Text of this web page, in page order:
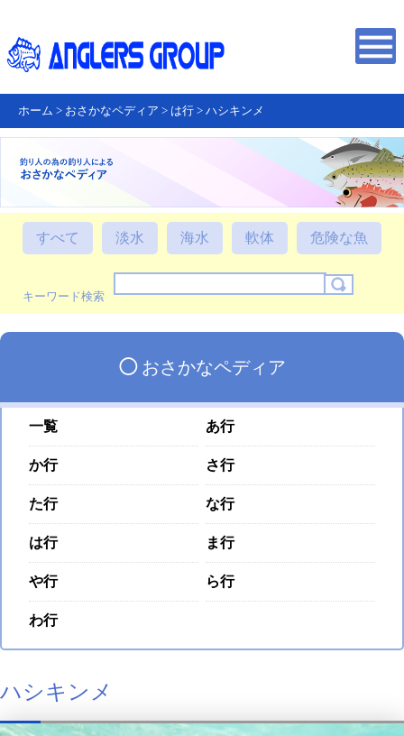
ホーム > おさかなペディア > は行 > ハシキンメ
すべて 淡水 海水 軟体 危険な魚
キーワード検索
◯おさかなペディア
一覧 あ行
か行 さ行
た行 な行
は行 ま行
や行 ら行
わ行
ハシキンメ